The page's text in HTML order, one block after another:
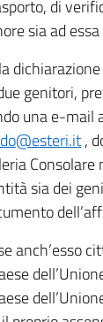
di
sia ad
genitori,
una e-mail
,
sia dei
anch’esso